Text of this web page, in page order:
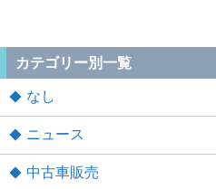
カテゴリー別一覧
なし
ニュース
中古車販売